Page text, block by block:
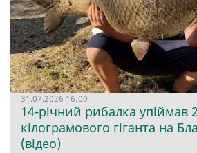
31.07.2026 16:00
14-річний рибалка упіймав
кілограмового гіганта на
(відео)